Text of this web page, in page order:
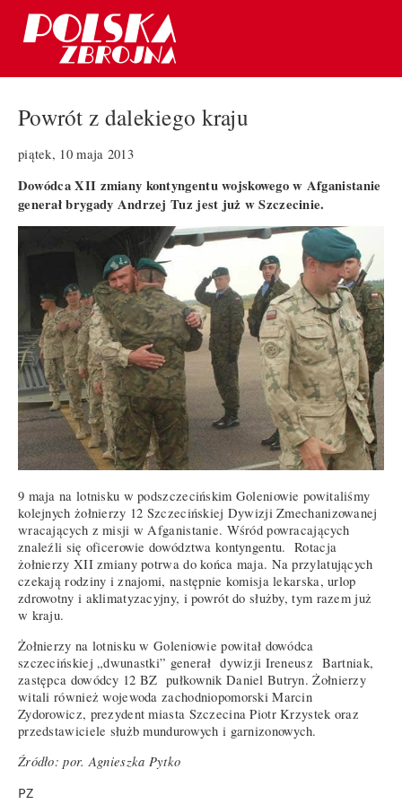
Powrót z dalekiego kraju
piątek, 10 maja 2013
Dowódca XII zmiany kontyngentu wojskowego w Afganistanie
generał brygady Andrzej Tuz jest już w Szczecinie.
9 maja na lotnisku w podszczecińskim Goleniowie powitaliśmy
kolejnych żołnierzy 12 Szczecińskiej Dywizji Zmechanizowanej
wracających z misji w Afganistanie. Wśród powracających
znaleźli się oficerowie dowództwa kontyngentu. Rotacja
żołnierzy XII zmiany potrwa do końca maja. Na przylatujących
czekają rodziny i znajomi, następnie komisja lekarska, urlop
zdrowotny i aklimatyzacyjny, i powrót do służby, tym razem już
w kraju.
Żołnierzy na lotnisku w Goleniowie powitał dowódca
szczecińskiej „dwunastki” generał dywizji Ireneusz Bartniak,
zastępca dowódcy 12 BZ pułkownik Daniel Butryn. Żołnierzy
witali również wojewoda zachodniopomorski Marcin
Zydorowicz, prezydent miasta Szczecina Piotr Krzystek oraz
przedstawiciele służb mundurowych i garnizonowych.
Źródło: por. Agnieszka Pytko
PZ